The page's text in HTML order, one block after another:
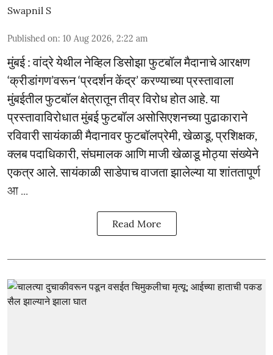
Swapnil S
Published on: 10 Aug 2026, 2:22 am
मुंबई : वांद्रे येथील नेव्हिल डिसोझा फुटबॉल मैदानाचे आरक्षण
‘क्रीडांगण’वरून ‘प्रदर्शन केंद्र’ करण्याच्या प्रस्तावाला
मुंबईतील फुटबॉल क्षेत्रातून तीव्र विरोध होत आहे. या
प्रस्तावाविरोधात मुंबई फुटबॉल असोसिएशनच्या पुढाकाराने
रविवारी सायंकाळी मैदानावर फुटबॉलप्रेमी, खेळाडू, प्रशिक्षक,
क्लब पदाधिकारी, संघमालक आणि माजी खेळाडू मोठ्या संख्येने
एकत्र आले. सायंकाळी साडेपाच वाजता झालेल्या या शांततापूर्ण
आ ...
Read More